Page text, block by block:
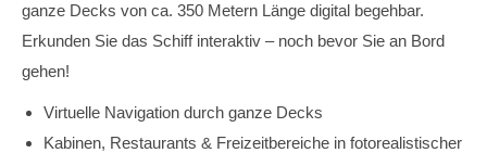
ganze Decks von ca. 350 Metern Länge digital begehbar.
Erkunden Sie das Schiff interaktiv – noch bevor Sie an Bord
gehen!
Virtuelle Navigation durch ganze Decks
Kabinen, Restaurants & Freizeitbereiche in fotorealistischer